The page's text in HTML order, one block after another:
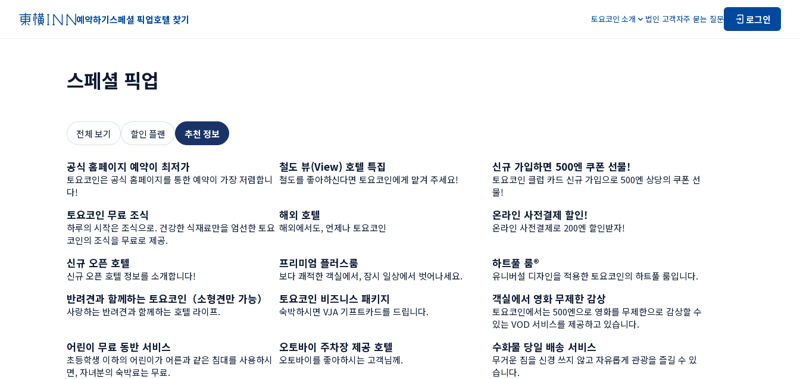
예약하기스페셜 픽업호텔 찾기 토요코인 소개 법인 고객자주 묻는 질문 로그인
스페셜 픽업
전체 보기 할인 플랜 추천 정보
추천 정보
공식 홈페이지 예약이 최저가
토요코인은 공식 홈페이지를 통한 예약이 가장 저렴합니
다!
추천 정보
철도 뷰(View) 호텔 특집
철도를 좋아하신다면 토요코인에게 맡겨 주세요! 추천 정보
신규 가입하면 500엔 쿠폰 선물!
토요코인 클럽 카드 신규 가입으로 500엔 상당의 쿠폰 선
물!
추천 정보
토요코인 무료 조식
하루의 시작은 조식으로. 건강한 식재료만을 엄선한 토요
코인의 조식을 무료로 제공.
추천 정보
해외 호텔
해외에서도, 언제나 토요코인 추천 정보
온라인 사전결제 할인!
온라인 사전결제로 200엔 할인받자!
추천 정보
신규 오픈 호텔
신규 오픈 호텔 정보를 소개합니다! 추천 정보
프리미엄 플러스룸
보다 쾌적한 객실에서, 잠시 일상에서 벗어나세요. 추천 정보
하트풀 룸®
유니버설 디자인을 적용한 토요코인의 하트풀 룸입니다.
추천 정보
반려견과 함께하는 토요코인（소형견만 가능）
사랑하는 반려견과 함께하는 호텔 라이프. 추천 정보
토요코인 비즈니스 패키지
숙박하시면 VJA 기프트카드를 드립니다. 추천 정보
객실에서 영화 무제한 감상
토요코인에서는 500엔으로 영화를 무제한으로 감상할 수
있는 VOD 서비스를 제공하고 있습니다.
추천 정보
어린이 무료 동반 서비스
초등학생 이하의 어린이가 어른과 같은 침대를 사용하시
면, 자녀분의 숙박료는 무료.
추천 정보
오토바이 주차장 제공 호텔
오토바이를 좋아하시는 고객님께. 추천 정보
수화물 당일 배송 서비스
무거운 짐을 신경 쓰지 않고 자유롭게 관광을 즐길 수 있
습니다.